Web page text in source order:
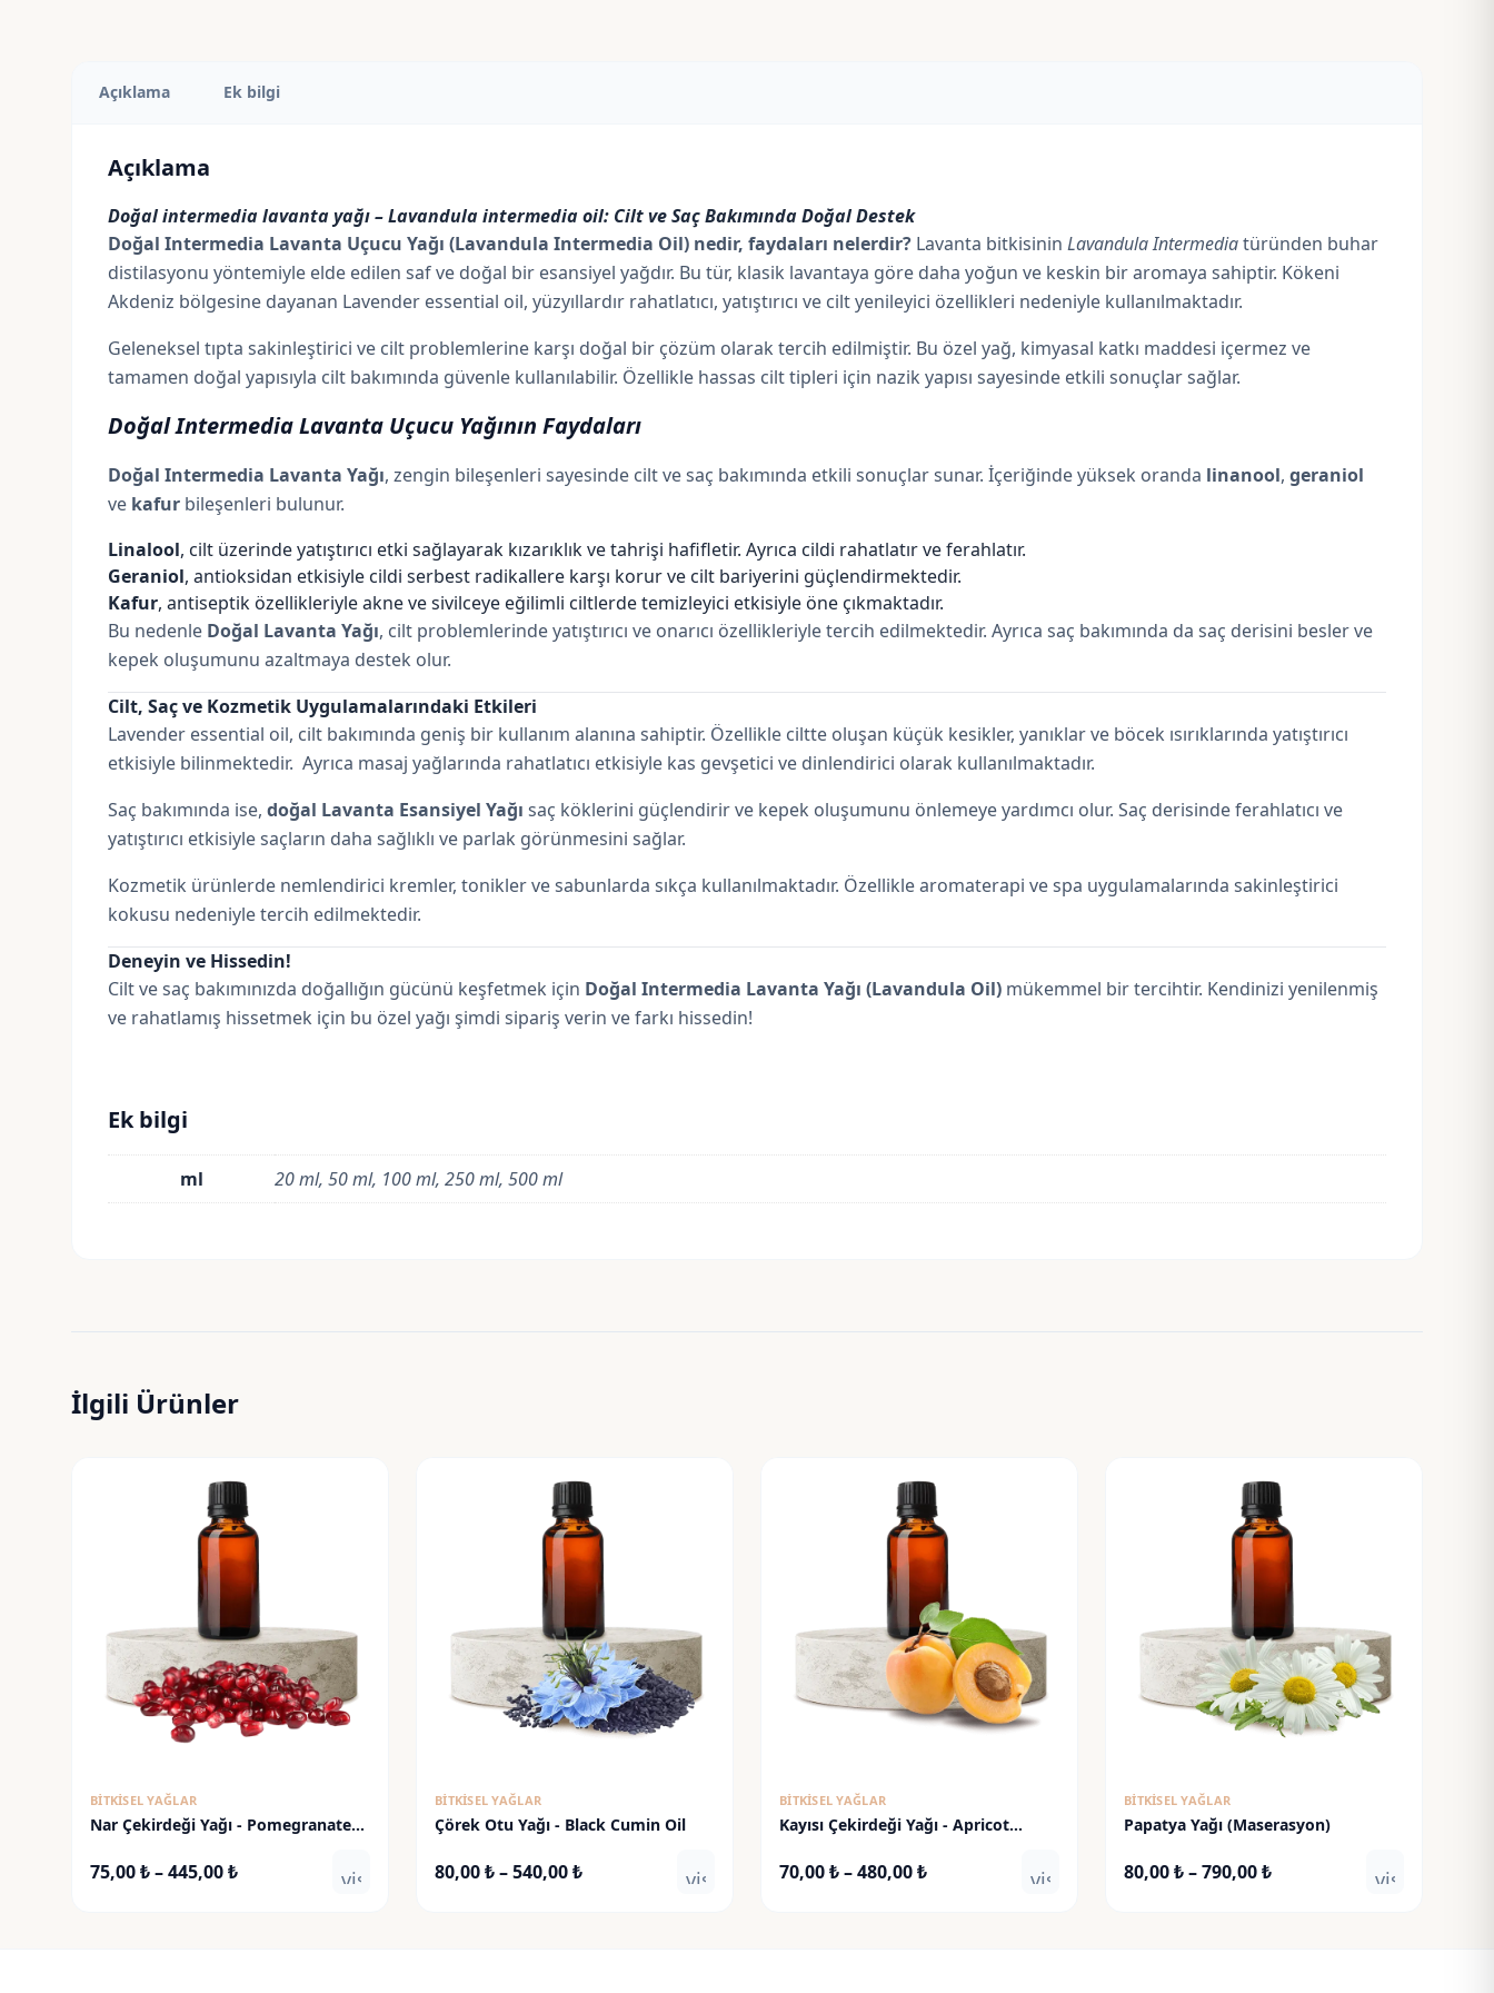
Açıklama Ek bilgi
Açıklama
Doğal intermedia lavanta yağı – Lavandula intermedia oil: Cilt ve Saç Bakımında Doğal Destek
Doğal Intermedia Lavanta Uçucu Yağı (Lavandula Intermedia Oil) nedir, faydaları nelerdir? Lavanta bitkisinin Lavandula Intermediatüründen buhar
distilasyonu yöntemiyle elde edilen saf ve doğal bir esansiyel yağdır. Bu tür, klasik lavantaya göre daha yoğun ve keskin bir aromaya sahiptir. Kökeni
Akdeniz bölgesine dayanan Lavender essential oil, yüzyıllardır rahatlatıcı, yatıştırıcı ve cilt yenileyici özellikleri nedeniyle kullanılmaktadır.
Geleneksel tıpta sakinleştirici ve cilt problemlerine karşı doğal bir çözüm olarak tercih edilmiştir. Bu özel yağ, kimyasal katkı maddesi içermez ve
tamamen doğal yapısıyla cilt bakımında güvenle kullanılabilir. Özellikle hassas cilt tipleri için nazik yapısı sayesinde etkili sonuçlar sağlar.
Doğal Intermedia Lavanta Uçucu Yağının Faydaları
Doğal Intermedia Lavanta Yağı, zengin bileşenleri sayesinde cilt ve saç bakımında etkili sonuçlar sunar. İçeriğinde yüksek oranda linanool, geraniol
ve kafur bileşenleri bulunur.
Linalool, cilt üzerinde yatıştırıcı etki sağlayarak kızarıklık ve tahrişi hafifletir. Ayrıca cildi rahatlatır ve ferahlatır.
Geraniol, antioksidan etkisiyle cildi serbest radikallere karşı korur ve cilt bariyerini güçlendirmektedir.
Kafur, antiseptik özellikleriyle akne ve sivilceye eğilimli ciltlerde temizleyici etkisiyle öne çıkmaktadır.
Bu nedenle Doğal Lavanta Yağı, cilt problemlerinde yatıştırıcı ve onarıcı özellikleriyle tercih edilmektedir. Ayrıca saç bakımında da saç derisini besler ve
kepek oluşumunu azaltmaya destek olur.
Cilt, Saç ve Kozmetik Uygulamalarındaki Etkileri
Lavender essential oil, cilt bakımında geniş bir kullanım alanına sahiptir. Özellikle ciltte oluşan küçük kesikler, yanıklar ve böcek ısırıklarında yatıştırıcı
etkisiyle bilinmektedir. Ayrıca masaj yağlarında rahatlatıcı etkisiyle kas gevşetici ve dinlendirici olarak kullanılmaktadır.
Saç bakımında ise, doğal Lavanta Esansiyel Yağı saç köklerini güçlendirir ve kepek oluşumunu önlemeye yardımcı olur. Saç derisinde ferahlatıcı ve
yatıştırıcı etkisiyle saçların daha sağlıklı ve parlak görünmesini sağlar.
Kozmetik ürünlerde nemlendirici kremler, tonikler ve sabunlarda sıkça kullanılmaktadır. Özellikle aromaterapi ve spa uygulamalarında sakinleştirici
kokusu nedeniyle tercih edilmektedir.
Deneyin ve Hissedin!
Cilt ve saç bakımınızda doğallığın gücünü keşfetmek için Doğal Intermedia Lavanta Yağı (Lavandula Oil) mükemmel bir tercihtir. Kendinizi yenilenmiş
ve rahatlamış hissetmek için bu özel yağı şimdi sipariş verin ve farkı hissedin!
Ek bilgi
ml 20 ml, 50 ml, 100 ml, 250 ml, 500 ml
İlgili Ürünler
BITKISEL YAĞLAR
Nar Çekirdeği Yağı - Pomegranate
75,00₺–445,00₺Fiyat
visibility
BITKISEL YAĞLAR
Çörek Otu Yağı - Black Cumin Oil
80,00₺–540,00₺Fiyat
visibility
BITKISEL YAĞLAR
Kayısı Çekirdeği Yağı - Apricot
70,00₺–480,00₺Fiyat
visibility
BITKISEL YAĞLAR
Papatya Yağı (Maserasyon)
80,00₺–790,00₺Fiyat
visibility